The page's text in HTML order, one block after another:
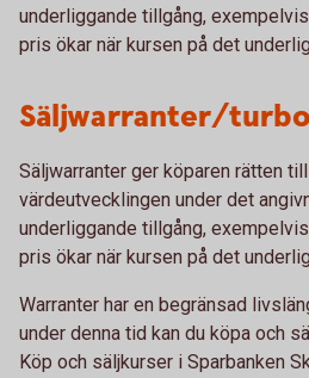
underliggande tillgång,
pris ökar när kursen på det
Säljwarranter/
Säljwarranter ger köparen rätten
värdeutvecklingen under det
underliggande tillgång,
pris ökar när kursen på det
Warranter har en begränsad
under denna tid kan du köpa och
Köp och säljkurser i Sparbanken